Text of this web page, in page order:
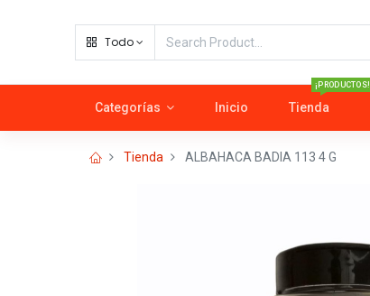
Todo
Categorías Inicio Tienda
¡PRODUCTOS!
Tienda ALBAHACA BADIA 113 4 G